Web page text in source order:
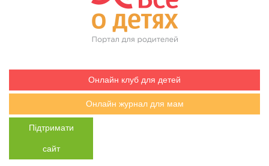
Онлайн клуб для детей
Онлайн журнал для мам
Підтримати
сайт